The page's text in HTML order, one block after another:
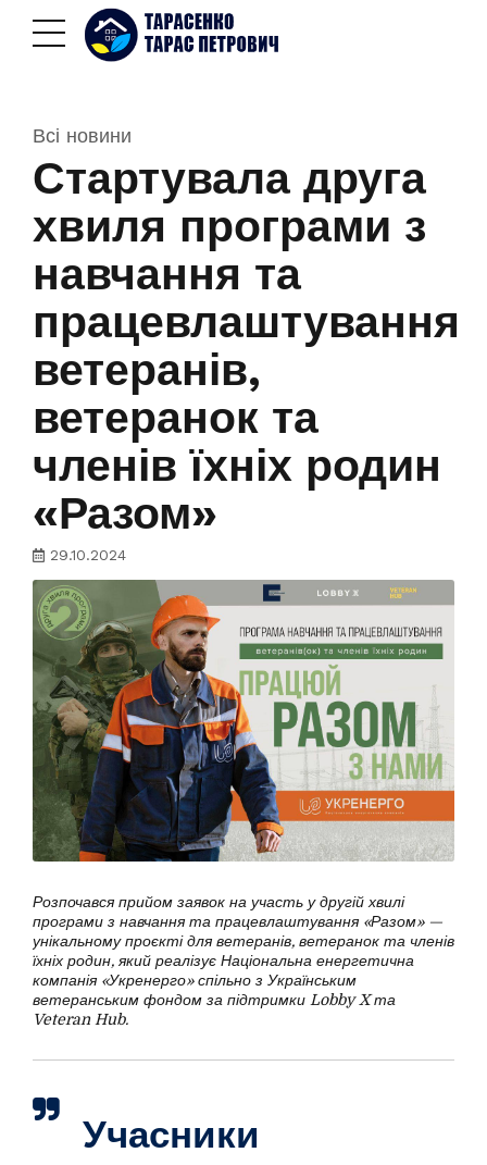
Всі новини
Стартувала друга
хвиля програми з
навчання та
працевлаштування
ветеранів,
ветеранок та
членів їхніх родин
«Разом»
29.10.2024
Розпочався прийом заявок на участь у другій хвилі
програми з навчання та працевлаштування «Разом» —
унікальному проєкті для ветеранів, ветеранок та членів
їхніх родин, який реалізує Національна енергетична
компанія «Укренерго» спільно з Українським
ветеранським фондом за підтримки Lobby X та
Veteran Hub.
Учасники